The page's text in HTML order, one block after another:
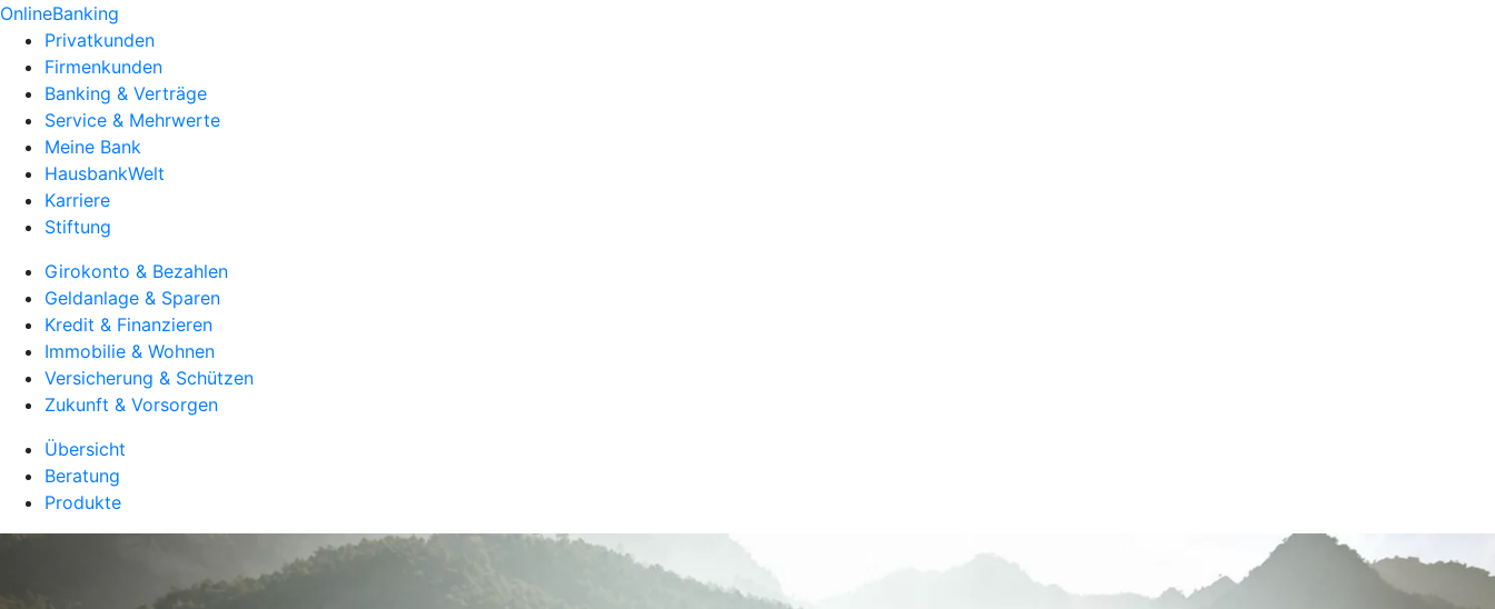
OnlineBanking
Privatkunden
Firmenkunden
Banking & Verträge
Service & Mehrwerte
Meine Bank
HausbankWelt
Karriere
Stiftung
Girokonto & Bezahlen
Geldanlage & Sparen
Kredit & Finanzieren
Immobilie & Wohnen
Versicherung & Schützen
Zukunft & Vorsorgen
Übersicht
Beratung
Produkte